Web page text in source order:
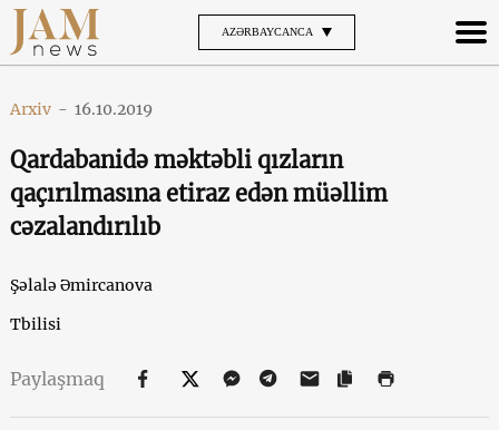
AZƏRBAYCANCA
Arxiv - 16.10.2019
Qardabanidə məktəbli qızların
qaçırılmasına etiraz edən müəllim
cəzalandırılıb
Şəlalə Əmircanova
Tbilisi
Paylaşmaq